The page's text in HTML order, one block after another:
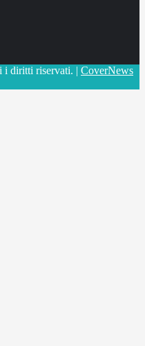
i diritti riservati. | CoverNews